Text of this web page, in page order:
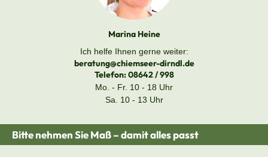
Marina Heine
Ich helfe Ihnen gerne weiter:
beratung@chiemseer-dirndl.de
Telefon:08642 / 998
Mo. - Fr. 10 - 18 Uhr
Sa. 10 - 13 Uhr
Bitte nehmen Sie Maß – damit alles passt